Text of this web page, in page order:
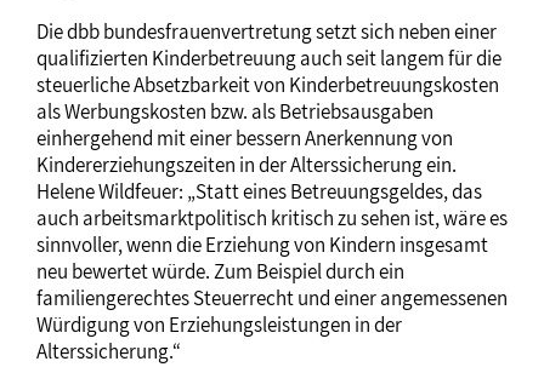
Die dbb bundesfrauenvertretung setzt sich neben einer
qualifizierten Kinderbetreuung auch seit langem für die
steuerliche Absetzbarkeit von Kinderbetreuungskosten
als Werbungskosten bzw. als Betriebsausgaben
einhergehend mit einer bessern Anerkennung von
Kindererziehungszeiten in der Alterssicherung ein.
Helene Wildfeuer: „Statt eines Betreuungsgeldes, das
auch arbeitsmarktpolitisch kritisch zu sehen ist, wäre es
sinnvoller, wenn die Erziehung von Kindern insgesamt
neu bewertet würde. Zum Beispiel durch ein
familiengerechtes Steuerrecht und einer angemessenen
Würdigung von Erziehungsleistungen in der
Alterssicherung.“